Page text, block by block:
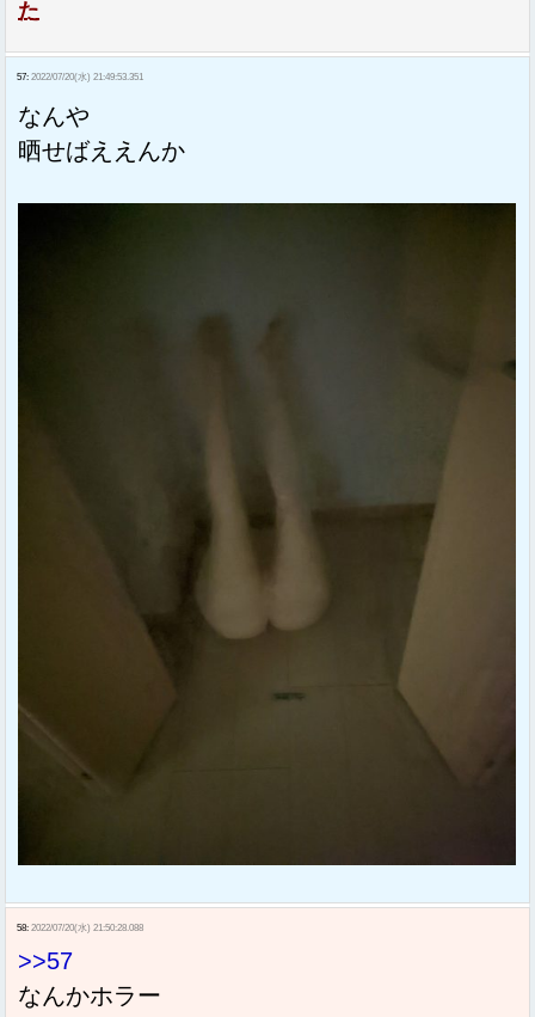
た
57: 2022/07/20(水) 21:49:53.351
なんや
晒せばええんか
58: 2022/07/20(水) 21:50:28.088
>>57
なんかホラー